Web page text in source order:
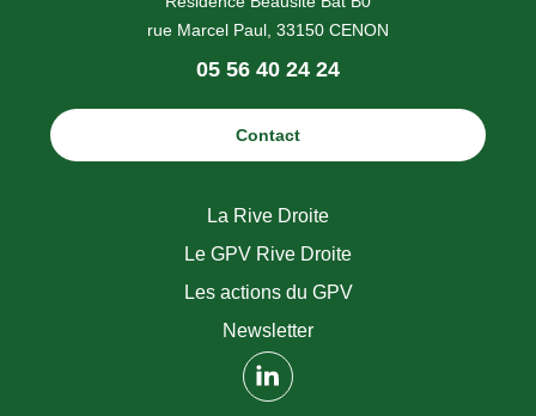
rue Marcel Paul, 33150 CENON
Téléphone
05 56 40 24 24
Contact
La Rive Droite
Le GPV Rive Droite
Les actions du GPV
Newsletter
(nouvelle fenêtre)